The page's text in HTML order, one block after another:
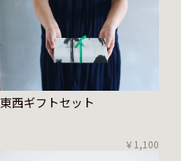
東西ギフトセット
￥1,100